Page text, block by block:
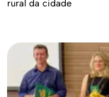
rural da cidade